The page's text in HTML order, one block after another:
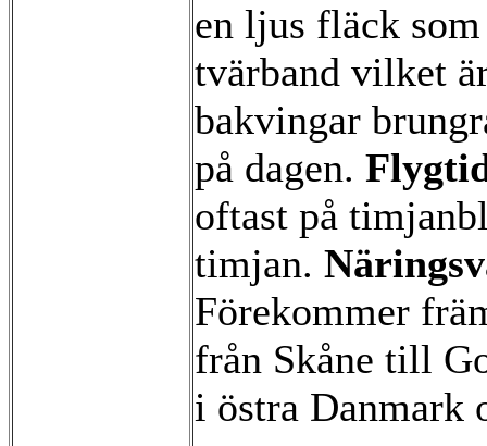
en ljus fläck
tvärband vilket
bakvingar
på dagen.
oftast på
timjan.
Förekommer
från Skåne till
i östra Danmark